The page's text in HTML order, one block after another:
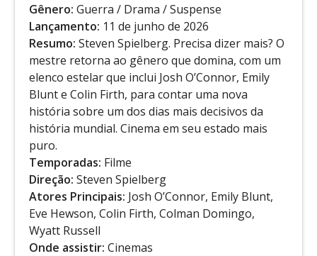
Gênero: Guerra / Drama / Suspense
Lançamento: 11 de junho de 2026
Resumo: Steven Spielberg. Precisa dizer mais? O
mestre retorna ao gênero que domina, com um
elenco estelar que inclui Josh O’Connor, Emily
Blunt e Colin Firth, para contar uma nova
história sobre um dos dias mais decisivos da
história mundial. Cinema em seu estado mais
puro.
Temporadas: Filme
Direção: Steven Spielberg
Atores Principais: Josh O’Connor, Emily Blunt,
Eve Hewson, Colin Firth, Colman Domingo,
Wyatt Russell
Onde assistir: Cinemas